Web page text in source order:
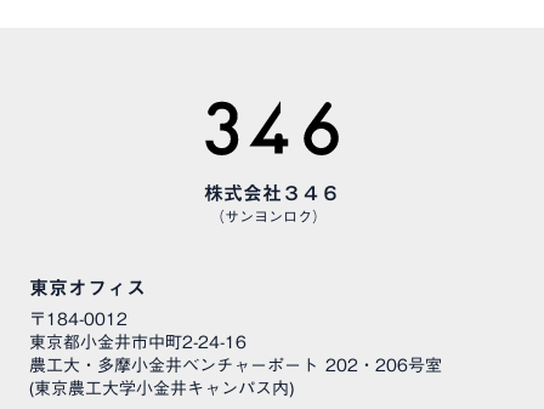
株式会社３４６
（サンヨンロク）
東京オフィス
〒184-0012
東京都小金井市中町2-24-16
農工大・多摩小金井ベンチャーポート 202・206号室
(東京農工大学小金井キャンパス内)